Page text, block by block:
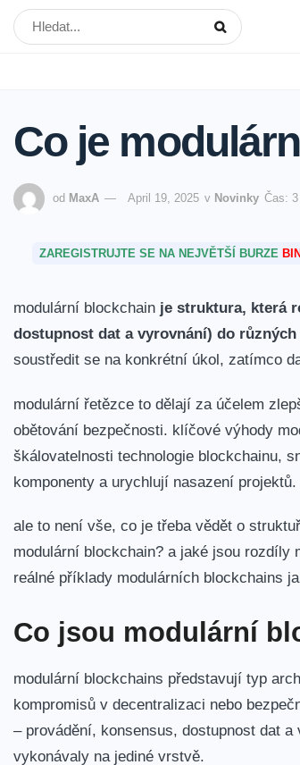
Co je
od MaxA April 19, 2025 v Novinky Čas:
ZAREGISTRUJTE SE NA NEJVĚTŠÍ BURZE
modulární blockchain je struktura, která
dostupnost dat a‍ vyrovnání) do‍
soustředit se na ⁤konkrétní úkol, zatímco​
modulární řetězce to dělají za účelem
obětování bezpečnosti. ⁢klíčové výhody
škálovatelnosti technologie blockchainu,
komponenty a urychlují nasazení projektů.
ale to není⁣ vše, co je třeba vědět o
⁤modulární blockchain? a jaké jsou rozdíly
reálné příklady modulárních ⁤blockchains
Co jsou modulární
modulární blockchains představují typ
kompromisů v decentralizaci nebo
–⁤ provádění, konsensus, dostupnost dat
vykonávaly na ⁢jediné vrstvě.